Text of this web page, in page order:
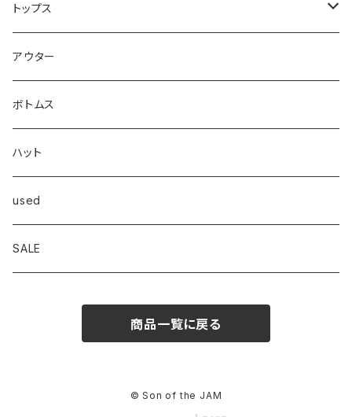
CROSSJAM
carhartt
Dickies
Frame
OVERALL
Goodwear
トップス
Tシャツ
シャツ
スウェット/パーカー
ニット/セーター
ジャケット
アウター
ボトムス
ハット
used
SALE
商品一覧に戻る
© Son of the JAM